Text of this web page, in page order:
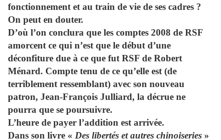
fonctionnement et au train de vie de ses cadres ?
On peut en douter.
D’où l’on conclura que les comptes 2008 de RSF
amorcent ce qui n’est que le début d’une
déconfiture due à ce que fut RSF de Robert
Ménard. Compte tenu de ce qu’elle est (de
terriblement ressemblant) avec son nouveau
patron, Jean-François Julliard, la décrue ne
pourra que se poursuivre.
L’heure de payer l’addition est arrivée.
Dans son livre « Des libertés et autres chinoiseries »